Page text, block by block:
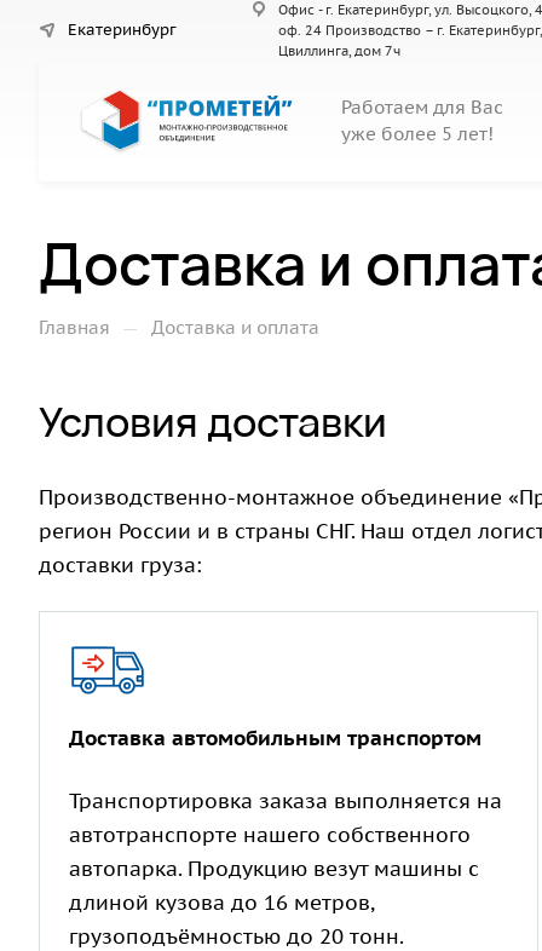
Екатеринбург
Офис - г. Екатеринбург, ул. Высоцкого,
оф. 24 Производство – г. Екатеринбург,
Цвиллинга, дом 7ч
Работаем для Вас
уже более 5 лет!
Доставка и
Главная — Доставка и оплата
Условия доставки
Производственно-монтажное объединение
регион России и в страны СНГ. Наш отдел
доставки груза:
Доставка автомобильным транспортом
Транспортировка заказа выполняется на
автотранспорте нашего собственного
автопарка. Продукцию везут машины с
длиной кузова до 16 метров,
грузоподъёмностью до 20 тонн.